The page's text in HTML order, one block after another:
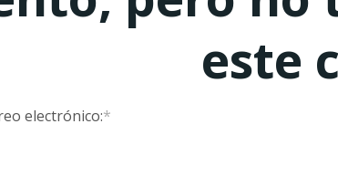
este
electrónico:*